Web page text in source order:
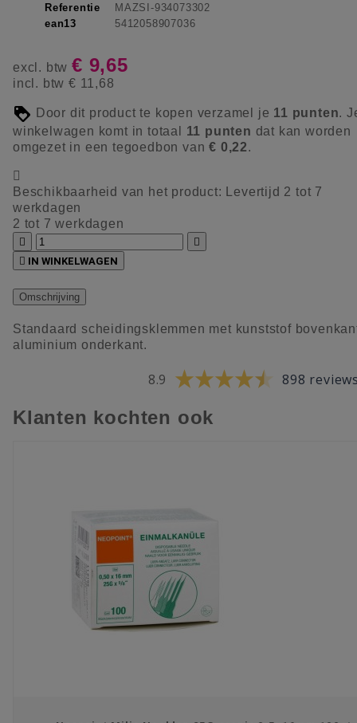
Referentie
MAZSI-934073302
ean13
5412058907036
excl. btw € 9,65
incl. btw € 11,68
Door dit product te kopen verzamel je 11 punten.
winkelwagen komt in totaal 11 punten dat kan worden
omgezet in een tegoedbon van€ 0,22.

Beschikbaarheid van het product:
Levertijd 2 tot 7
werkdagen
2 tot 7 werkdagen


 IN WINKELWAGEN
Omschrijving
Standaard scheidingsklemmen met kunststof
aluminium onderkant.
8.9 898
Klanten kochten ook